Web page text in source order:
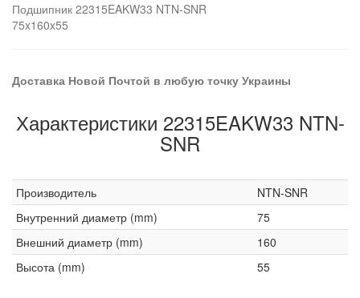
Подшипник 22315EAKW33 NTN-SNR
75x160x55
Доставка Новой Почтой в любую точку Украины
Характеристики 22315EAKW33 NTN-
SNR
Производитель
NTN-SNR
Внутренний диаметр (mm)
75
Внешний диаметр (mm)
160
Высота (mm)
55